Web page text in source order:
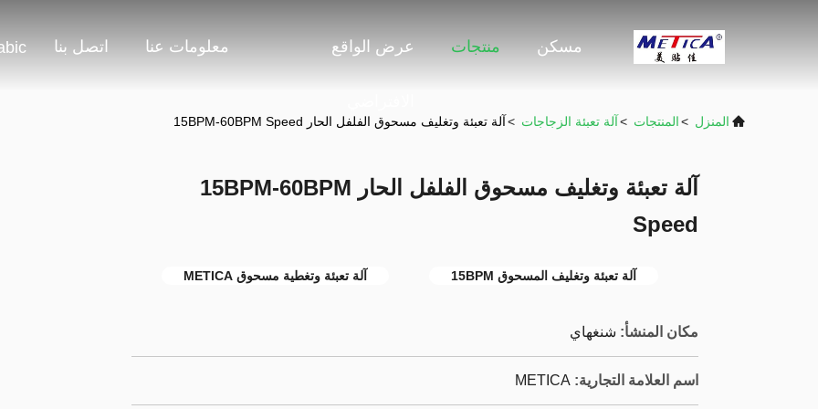
مسكن منتجات عرض الواقع معلومات عنا اتصل بنا
المنزل >المنتجات >آلة تعبئة الزجاجات >آلة تعبئة وتغليف مسحوق الفلفل الحار 15BPM-60BPM Speed
آلة تعبئة وتغليف مسحوق الفلفل الحار 15BPM-60BPM
Speed
آلة تعبئة وتغليف المسحوق 15BPM آلة تعبئة وتغطية مسحوق METICA
مكان المنشأ: شنغهاي
اسم العلامة التجارية: METICA